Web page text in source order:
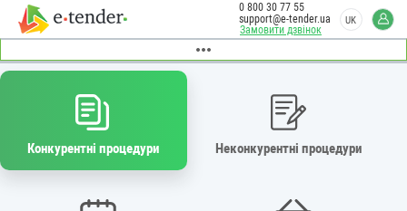
Замовити дзвінок
0 800 30 77 55
support@e-tender.ua
UK
Конкурентні процедури Неконкурентні процедури